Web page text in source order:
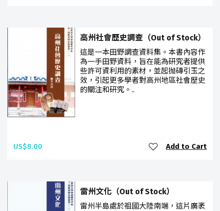
高州社會歷史調查（Out of Stock）
這是一本田野調查資料集。本書內容作
為一手田野資料，旨在能為研究者提供
些許可資利用的素材，並起抛磚引玉之
效，引起更多學者對高州地區社會歷史
的關注和研究。..
US$8.00 Add to Cart
雷州文化（Out of Stock）
雷州半島處於祖國大陸南端，這片廣袤